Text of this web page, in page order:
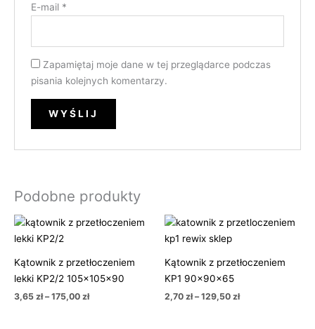
E-mail *
Zapamiętaj moje dane w tej przeglądarce podczas
pisania kolejnych komentarzy.
Podobne produkty
Kątownik z przetłoczeniem
lekki KP2/2 105x105x90
3,65 zł – 175,00 zł
Zakres
cen:
do
175,00 zł
Kątownik z przetłoczeniem
KP1 90x90x65
2,70 zł – 129,50 zł
Zakres
cen:
do